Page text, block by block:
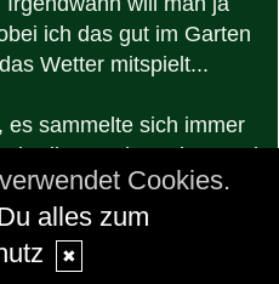
ich das gut im Garten
Wetter mitspielt...
es sammelte sich immer
zu brauchen und
Dinge für
Samen,
und so fort.
eh nicht groß dazu
Cookies.
alles zum
✖